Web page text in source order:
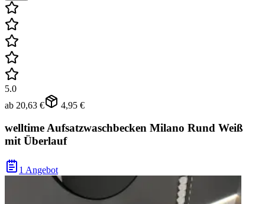
5.0
ab 20,63 € 4,95 €
welltime Aufsatzwaschbecken Milano Rund Weiß
mit Überlauf
1 Angebot